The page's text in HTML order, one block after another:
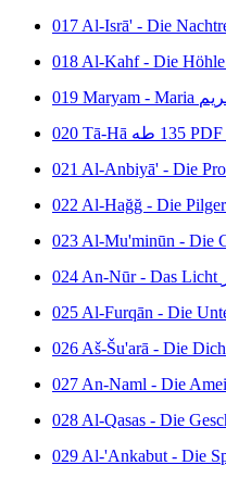
017 Al-Isrā' - Die
018 Al-Kahf - Die Höhle
019 Maryam - Maria
020 Tā-Hā طه 135 PDF
021 Al-Anbiyā' - Die
022 Al-Hağğ - Die
023 Al-Mu'minūn - Die
024 An-Nūr - Das Licht
025 Al-Furqān - Die
026 Aš-Šu'arā - Die
027 An-Naml - Die
028 Al-Qasas - Die
029 Al-'Ankabut - Die